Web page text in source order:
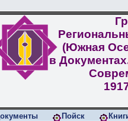
(Южная
в
Пойск